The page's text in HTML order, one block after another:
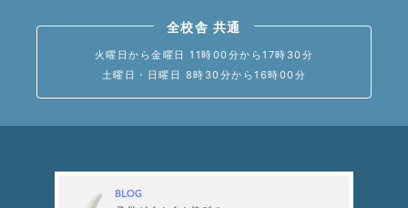
全校舎 共通
火曜日から金曜日 11時00分から17時30分
土曜日・日曜日 8時30分から16時00分